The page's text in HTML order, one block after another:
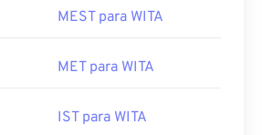
MEST para WITA
MET para WITA
IST para WITA